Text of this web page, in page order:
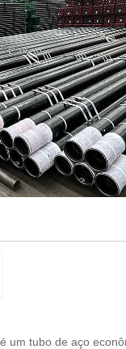
um tubo de aço